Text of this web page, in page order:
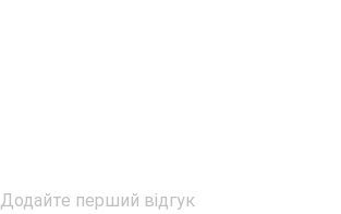
Додайте перший відгук